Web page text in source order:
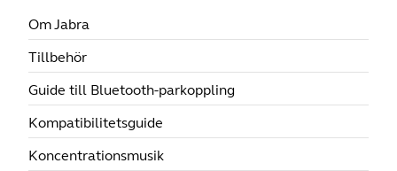
Om Jabra
Tillbehör
Guide till Bluetooth-parkoppling
Kompatibilitetsguide
Koncentrationsmusik